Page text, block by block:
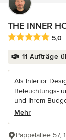
THE INNER
5,0
11 Aufträge
Als Interior
Beleuchtungs-
und Ihrem
Mehr
Pappelallee 57,